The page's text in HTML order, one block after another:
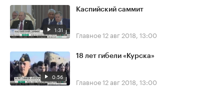
1:31
Каспийский саммит
Главное12 авг 2018, 13:00
0:56
18 лет гибели «Курска»
Главное12 авг 2018, 13:00